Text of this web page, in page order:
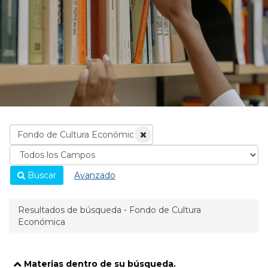
Buscar Avanzado
Resultados de búsqueda - Fondo de Cultura
Económica
Materias dentro de su búsqueda.